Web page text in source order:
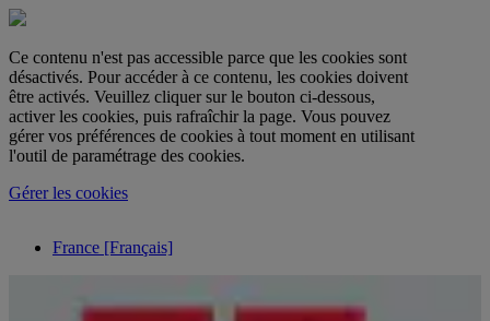
Ce contenu n'est pas accessible parce que les cookies sont
désactivés. Pour accéder à ce contenu, les cookies doivent
être activés. Veuillez cliquer sur le bouton ci-dessous,
activer les cookies, puis rafraîchir la page. Vous pouvez
gérer vos préférences de cookies à tout moment en utilisant
l'outil de paramétrage des cookies.
Gérer les cookies
France [Français]